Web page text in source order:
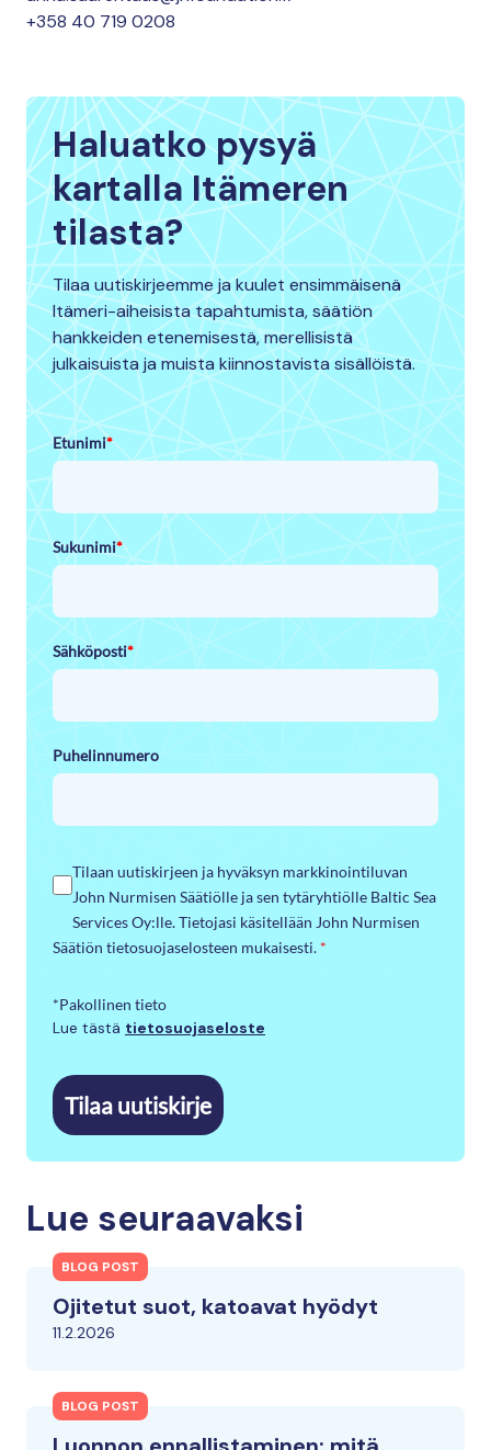
+358 40 719 0208
Haluatko pysyä
kartalla Itämeren
tilasta?
Tilaa uutiskirjeemme ja kuulet ensimmäisenä
Itämeri-aiheisista tapahtumista, säätiön
hankkeiden etenemisestä, merellisistä
julkaisuista ja muista kiinnostavista sisällöistä.
Etunimi*
Sukunimi*
Sähköposti*
Puhelinnumero
Tilaan uutiskirjeen ja hyväksyn markkinointiluvan
John Nurmisen Säätiölle ja sen tytäryhtiölle Baltic Sea
Services Oy:lle. Tietojasi käsitellään John Nurmisen
Säätiön tietosuojaselosteen mukaisesti. *
*Pakollinen tieto
Lue tästä tietosuojaseloste
Tilaa uutiskirje
Lue seuraavaksi
BLOG POST
Ojitetut suot, katoavat hyödyt
11.2.2026
BLOG POST